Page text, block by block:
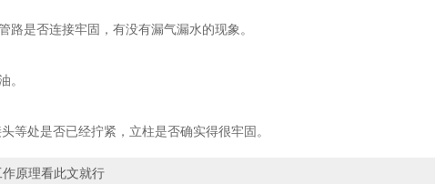
是否连接牢固，有没有漏气漏水的现象。
。
等处是否已经拧紧，立柱是否确实得很牢固。
原理看此文就行